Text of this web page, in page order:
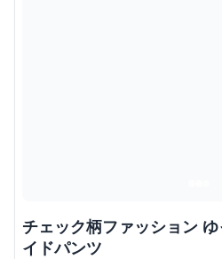
チェック柄ファッション
イドパンツ